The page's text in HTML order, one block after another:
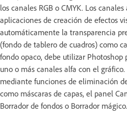
los canales RGB o CMYK. Los
aplicaciones de creación de efectos
automáticamente la transparencia
(fondo de tablero de cuadros) como
fondo opaco, debe utilizar
uno o más canales alfa con el
mediante funciones de eliminación
como máscaras de capas, el panel
Borrador de fondos o Borrador mágico.